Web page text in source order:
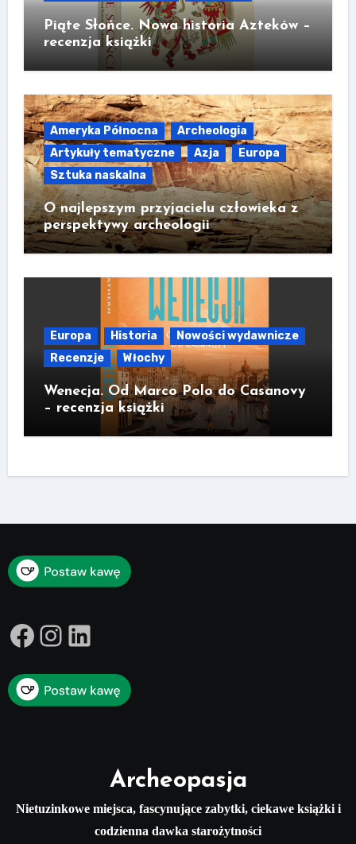
Piąte Słońce. Nowa historia Azteków –
recenzja książki
Ameryka Północna
Archeologia
Artykuły tematyczne
Azja
Europa
Sztuka naskalna
O najlepszym przyjacielu człowieka z
perspektywy archeologii
Europa Historia
Nowości wydawnicze
Recenzje
Włochy
Wenecja. Od Marco Polo do Casanovy
– recenzja książki
Facebook
Instagram
LinkedIn
Archeopasja
Nietuzinkowe miejsca, fascynujące zabytki, ciekawe książki i
codzienna dawka starożytności